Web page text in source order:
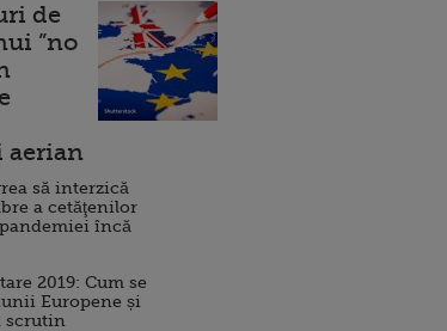
de
”no
aerian
să interzică
a cetăţenilor
încă
2019: Cum se
Europene și
scrutin